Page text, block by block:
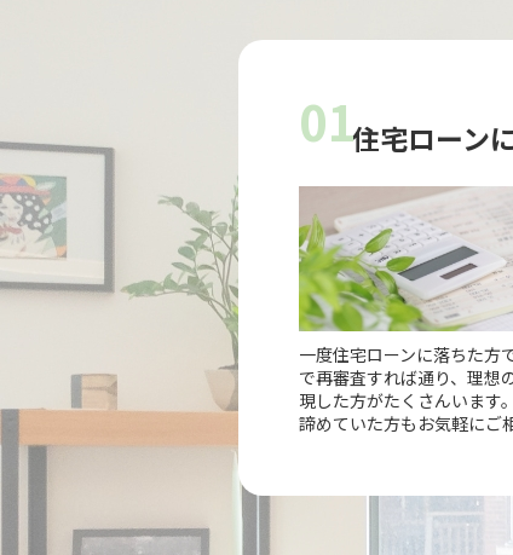
01住宅ローン
一度住宅ローンに落ちた方
で再審査すれば通り、理想
現した方がたくさんいます
諦めていた方もお気軽にご